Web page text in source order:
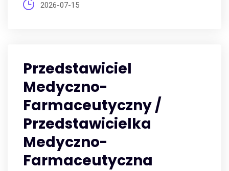
2026-07-15
Przedstawiciel
Medyczno-
Farmaceutyczny /
Przedstawicielka
Medyczno-
Farmaceutyczna